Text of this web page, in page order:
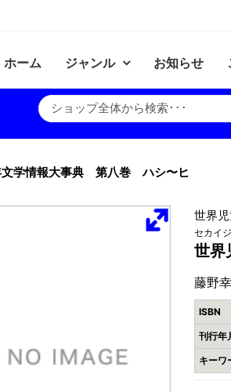
ホーム ジャンル お知らせ
文学情報大事典 第八巻 ハシ〜ヒ
世界
セカイ
世
藤野
ISBN
刊行年
キーワ